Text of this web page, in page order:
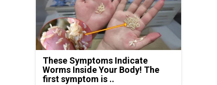
These Symptoms Indicate
Worms Inside Your Body! The
first symptom is ..